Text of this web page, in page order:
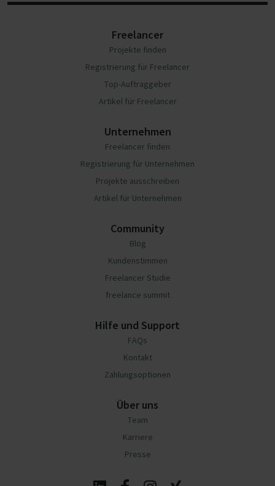
Freelancer
Projekte finden
Registrierung für Freelancer
Top-Auftraggeber
Artikel für Freelancer
Unternehmen
Freelancer finden
Registrierung für Unternehmen
Projekte ausschreiben
Artikel für Unternehmen
Community
Blog
Kundenstimmen
Freelancer Studie
freelance summit
Hilfe und Support
FAQs
Kontakt
Zahlungsoptionen
Über uns
Team
Karriere
Presse